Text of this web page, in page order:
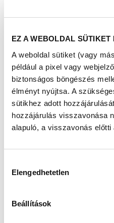
EZ A WEBOLDAL SÜTIKET
A weboldal sütiket (vagy
például a pixel vagy
biztonságos böngészés
élményt nyújtsa. A
sütikhez adott
hozzájárulás visszavonása
alapuló, a visszavonás
kiválasztása
Elengedhetetlen
Beállítások
már
unkban
meg kell
mert fontos,
hogy ebből
egy szokás
alakuljon ki. Nem mindegy,
fel felnőttkorunkra, hiszen ez
teljesítőképességünket,
fontosnak, hiszen ha az
törekednénk. Ráadásul, aki
Ezeken kívül az